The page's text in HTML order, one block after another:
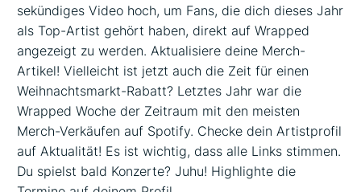
sekündiges Video hoch, um Fans, die dich dieses Jahr
als Top-Artist gehört haben, direkt auf Wrapped
angezeigt zu werden. Aktualisiere deine Merch-
Artikel! Vielleicht ist jetzt auch die Zeit für einen
Weihnachtsmarkt-Rabatt? Letztes Jahr war die
Wrapped Woche der Zeitraum mit den meisten
Merch-Verkäufen auf Spotify. Checke dein Artistprofil
auf Aktualität! Es ist wichtig, dass alle Links stimmen.
Du spielst bald Konzerte? Juhu! Highlighte die